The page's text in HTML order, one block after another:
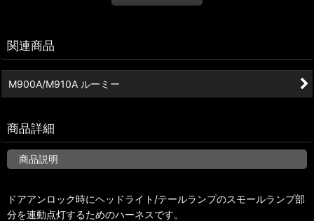
関連商品
M900A/M910A ルーミー
商品詳細
商品説明
ドアアンロック時にヘッドライト/テールランプのスモールランプ部
分を連動点灯するためのハーネスです。